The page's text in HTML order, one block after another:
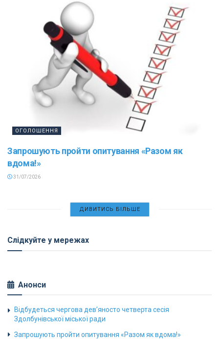
ОГОЛОШЕННЯ
Запрошують пройти опитування «Разом як
вдома!»
31/07/2026
ДИВИТИСЬ БІЛЬШЕ
Слідкуйте у мережах
Анонси
Відбудеться чергова дев’яносто четверта сесія
Здолбунівської міської ради
Запрошують пройти опитування «Разом як вдома!»